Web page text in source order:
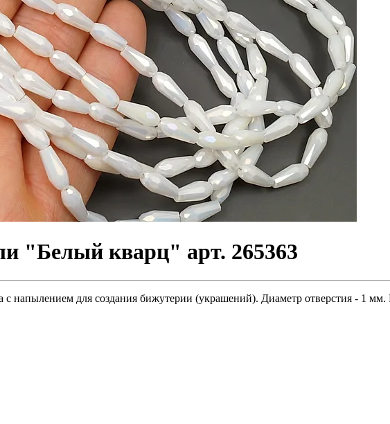
"Белый кварц" арт. 265363
с напылением для создания бижутерии (украшений). Диаметр отверстия - 1